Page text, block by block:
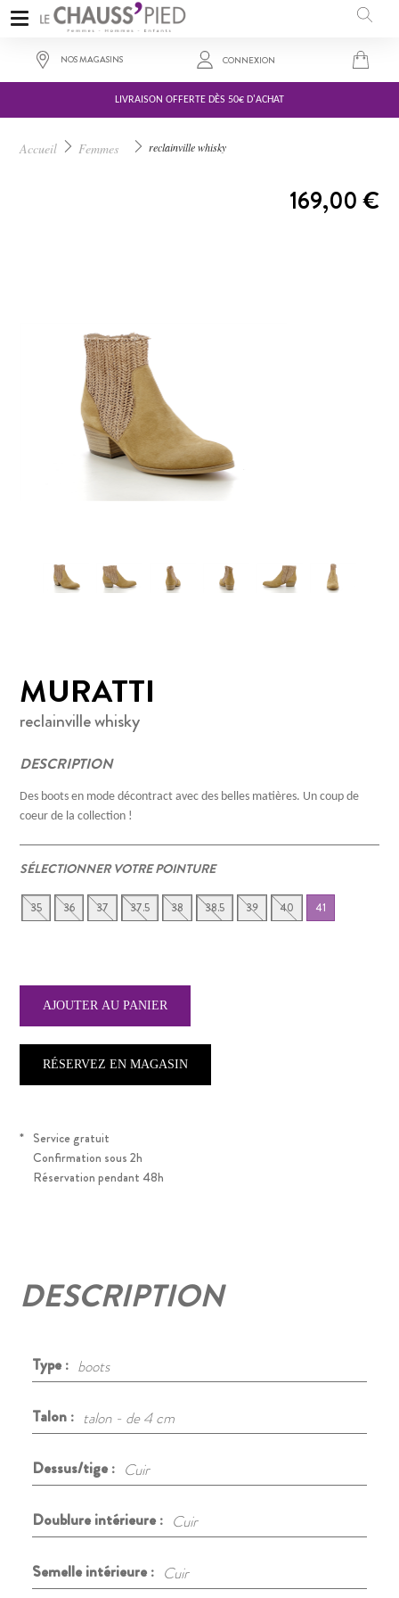
LIVRAISON OFFERTE DÈS 50€ D'ACHAT
NOS MAGASINS CONNEXION
Accueil Femmes reclainville whisky
MURATTI
reclainville whisky
DESCRIPTION
Des boots en mode décontract avec des belles matières. Un coup de
coeur de la collection !
SÉLECTIONNER VOTRE POINTURE
35 36 37 37.5 38 38.5 39 40 41
RÉSERVEZ EN MAGASIN
* Service gratuit
Confirmation sous 2h
Réservation pendant 48h
169,00 €
DESCRIPTION
Type : boots
Talon : talon - de 4 cm
Dessus/tige : Cuir
Doublure intérieure : Cuir
Semelle intérieure : Cuir